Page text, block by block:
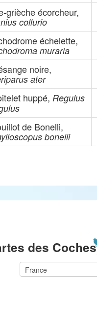
grièche écorcheur,
collurio
échelette,
muraria
noire,
ater
huppé, Regulus
de Bonelli,
bonelli
des Coches